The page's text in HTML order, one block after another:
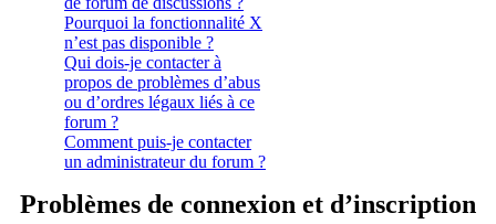
Pourquoi la fonctionnalité X
n’est pas disponible ?
Qui dois-je contacter à
propos de problèmes d’abus
ou d’ordres légaux liés à ce
forum ?
Comment puis-je contacter
un administrateur du forum ?
Problèmes de connexion et d’inscription